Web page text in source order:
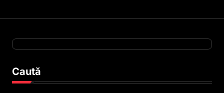
Caută